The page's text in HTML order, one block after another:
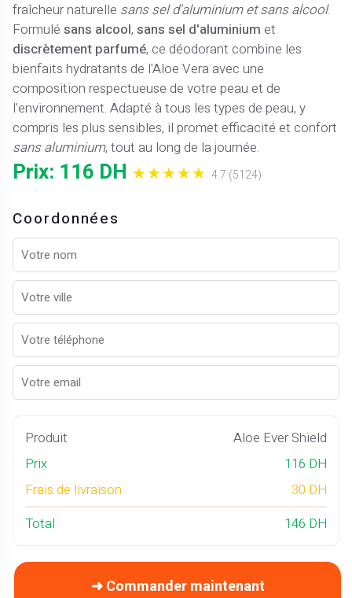
fraîcheur naturelle sans sel d'aluminium et sans alcool.
Formulésans alcool,sans sel d'aluminium et
discrètement parfumé, ce déodorant combine les
bienfaits hydratants de l'Aloe Vera avec une
composition respectueuse de votre peau et de
l'environnement. Adapté à tous les types de peau, y
compris les plus sensibles, il promet efficacité et confort
sans aluminium, tout au long de la journée.
Prix: 116 DH ★★★★★4.7 (5124)
Coordonnées
Produit
Aloe Ever Shield
Prix
116 DH
Frais de livraison
30 DH
Total
146 DH
➜ Commander maintenant